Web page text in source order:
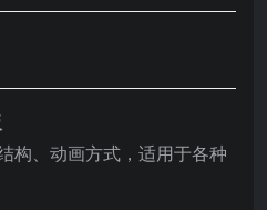
构、动画方式，适用于各种